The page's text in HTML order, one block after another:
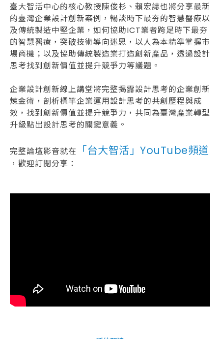
臺大智活中心的核心教授陳俊杉、賴宏誌也將分享最新
的臺灣企業設計創新案例，暢談時下最夯的智慧醫療以
及傳統製造中堅企業，如何協助ICT業者跨足時下最夯
的智慧醫療，突破技術導向迷思，以人為本精準掌握市
場商機；以及協助傳統製造業打造創新產品，透過設計
思考找到創新價值並提升競爭力等議題。
企業設計創新線上講堂將完整揭露設計思考的企業創新
煉金術，剖析標竿企業運用設計思考的共創歷程與成
效，找到創新價值並提升競爭力，共同為臺灣產業轉型
升級點出設計思考的關鍵意義。
完整論壇影音就在 「台大智活」YouTube頻道
，歡迎訂閱分享：